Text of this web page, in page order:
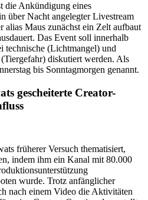
die Ankündigung eines
über Nacht angelegter Livestream
alias Maus zunächst ein Zelt aufbaut
Das Event soll innerhalb
technische (Lichtmangel) und
diskutiert werden. Als
bis Sonntagmorgen genannt.
gescheiterte Creator-
früherer Versuch thematisiert,
indem ihm ein Kanal mit 80.000
wurde. Trotz anfänglicher
nach einem Video die Aktivitäten